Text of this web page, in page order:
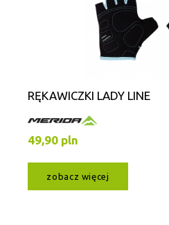
RĘKAWICZKI LADY LINE
49,90 pln
zobacz więcej